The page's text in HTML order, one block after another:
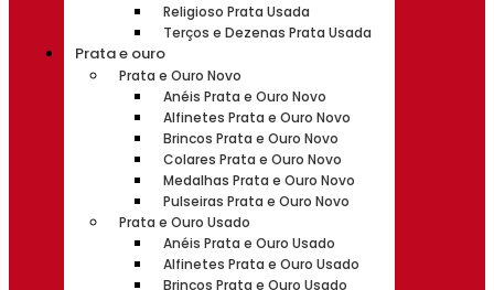
Religioso Prata Usada
Terços e Dezenas Prata Usada
Prata e ouro
Prata e Ouro Novo
Anéis Prata e Ouro Novo
Alfinetes Prata e Ouro Novo
Brincos Prata e Ouro Novo
Colares Prata e Ouro Novo
Medalhas Prata e Ouro Novo
Pulseiras Prata e Ouro Novo
Prata e Ouro Usado
Anéis Prata e Ouro Usado
Alfinetes Prata e Ouro Usado
Brincos Prata e Ouro Usado